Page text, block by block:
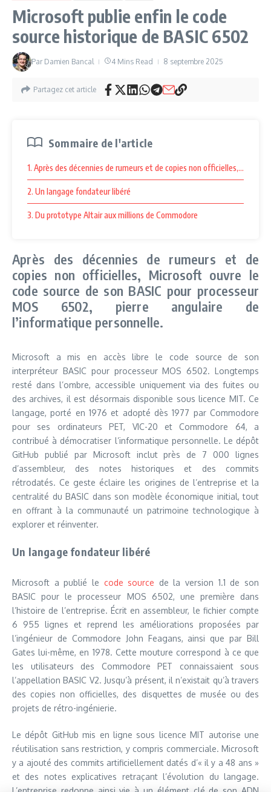
Microsoft publie enfin le code
source historique de BASIC 6502
Par Damien Bancal 4 Mins Read 8 septembre 2025
Partagez cet article
Sommaire de l'article
1. Après des décennies de rumeurs et de copies non officielles,
2. Un langage fondateur libéré
3. Du prototype Altair aux millions de Commodore
Après des décennies de rumeurs et de
copies non officielles, Microsoft ouvre le
code source de son BASIC pour processeur
MOS 6502, pierre angulaire de
l’informatique personnelle.
Microsoft a mis en accès libre le code source de son
interpréteur BASIC pour processeur MOS 6502. Longtemps
resté dans l’ombre, accessible uniquement via des fuites ou
des archives, il est désormais disponible sous licence MIT. Ce
langage, porté en 1976 et adopté dès 1977 par Commodore
pour ses ordinateurs PET, VIC-20 et Commodore 64, a
contribué à démocratiser l’informatique personnelle. Le dépôt
GitHub publié par Microsoft inclut près de 7 000 lignes
d’assembleur, des notes historiques et des commits
rétrodatés. Ce geste éclaire les origines de l’entreprise et la
centralité du BASIC dans son modèle économique initial, tout
en offrant à la communauté un patrimoine technologique à
explorer et réinventer.
Un langage fondateur libéré
Microsoft a publié le code source de la version 1.1 de son
BASIC pour le processeur MOS 6502, une première dans
l’histoire de l’entreprise. Écrit en assembleur, le fichier compte
6 955 lignes et reprend les améliorations proposées par
l’ingénieur de Commodore John Feagans, ainsi que par Bill
Gates lui-même, en 1978. Cette mouture correspond à ce que
les utilisateurs des Commodore PET connaissaient sous
l’appellation BASIC V2. Jusqu’à présent, il n’existait qu’à travers
des copies non officielles, des disquettes de musée ou des
projets de rétro-ingénierie.
Le dépôt GitHub mis en ligne sous licence MIT autorise une
réutilisation sans restriction, y compris commerciale. Microsoft
y a ajouté des commits artificiellement datés d’« il y a 48 ans »
et des notes explicatives retraçant l’évolution du langage.